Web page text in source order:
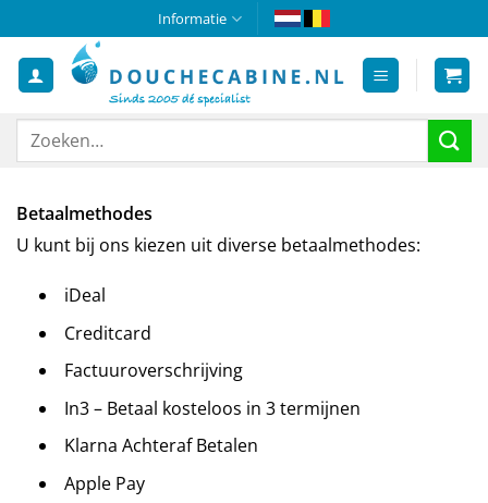
naar
inhoud
Informatie
Zoeken
Betaalmethodes
U kunt bij ons kiezen uit diverse betaalmethodes:
iDeal
Creditcard
Factuuroverschrijving
In3 – Betaal kosteloos in 3 termijnen
Klarna Achteraf Betalen
Apple Pay